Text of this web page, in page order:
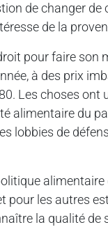
de changer
de la
pour faire son
à des prix
Les choses ont
alimentaire du
lobbies de
pour les autres
la qualité de